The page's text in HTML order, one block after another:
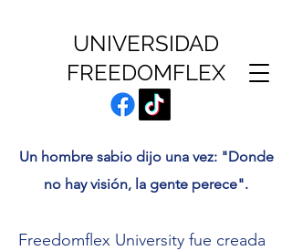
UNIVERSIDAD
FREEDOMFLEX
Un hombre sabio dijo una vez: "Donde
no hay visión, la gente perece".
Freedomflex University fue creada